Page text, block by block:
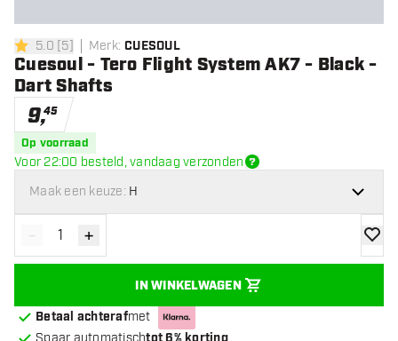
5 score sterren
5.0 [5] Merk: CUESOUL
Cuesoul - Tero Flight System AK7 - Black -
Dart Shafts
9,45
Op voorraad
Voor 22:00 besteld, vandaag verzonden
Maak een keuze: H
Verminder hoeveelheid
- Verhoog hoeveelheid
+
IN WINKELWAGEN
Betaal achterafmet
Spaar automatisch